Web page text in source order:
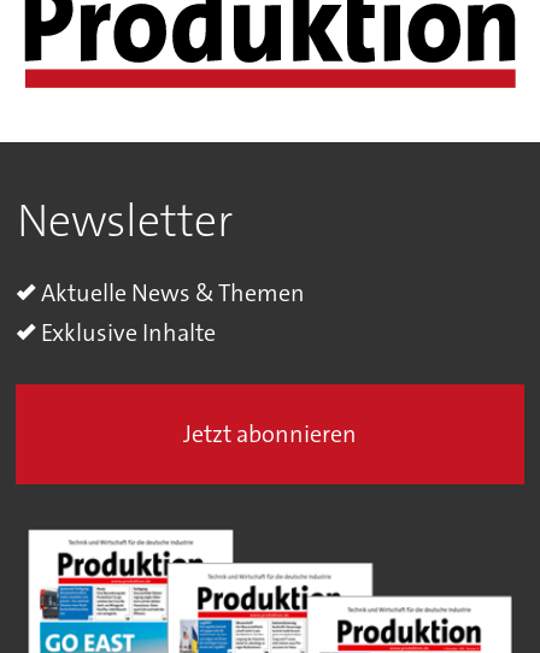
Newsletter
Aktuelle News & Themen
Exklusive Inhalte
Jetzt abonnieren